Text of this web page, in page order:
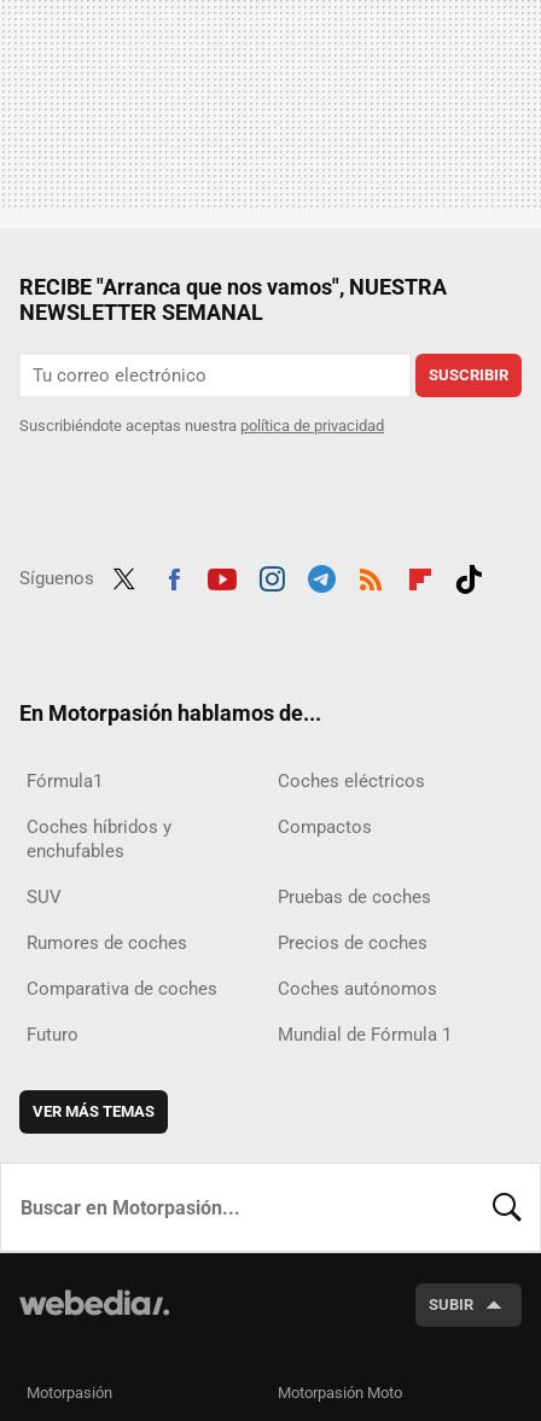
RECIBE "Arranca que nos vamos", NUESTRA
NEWSLETTER SEMANAL
SUSCRIBIR
Suscribiéndote aceptas nuestra política de privacidad
Síguenos
En Motorpasión hablamos de...
Fórmula1 Coches eléctricos
Coches híbridos y
enchufables
Compactos
SUV Pruebas de coches
Rumores de coches Precios de coches
Comparativa de coches Coches autónomos
Futuro Mundial de Fórmula 1
VER MÁS TEMAS
SUBIR
Motorpasión Motorpasión Moto